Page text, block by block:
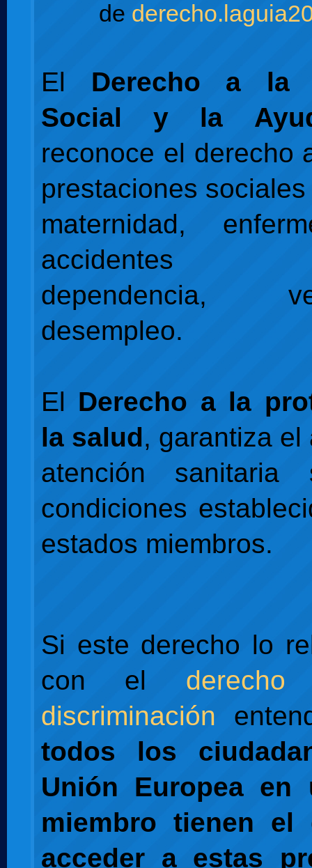
de
El Derecho a la
Social y la
reconoce el derecho
prestaciones
maternidad,
accidentes
dependencia,
desempleo.
El Derecho a la
la salud, garantiza el
atención sanitaria
condiciones
estados miembros.
Si este derecho lo
con el
discriminación
todos los
Unión Europea en
miembro tienen el
acceder a estas